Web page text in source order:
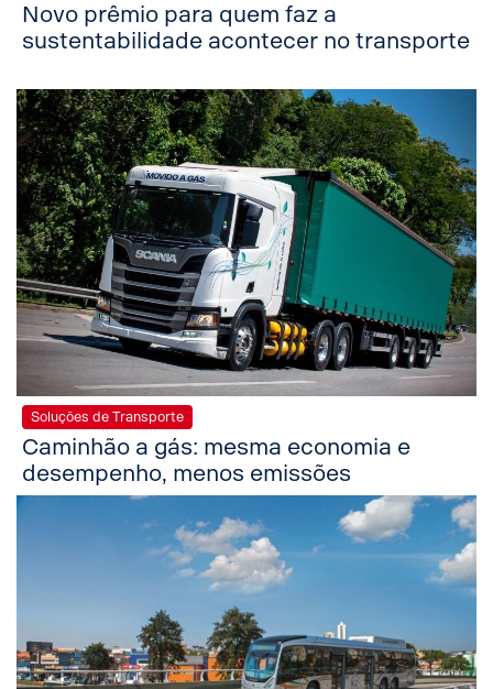
Novo prêmio para quem faz a
sustentabilidade acontecer no transporte
Soluções de Transporte
Caminhão a gás: mesma economia e
desempenho, menos emissões